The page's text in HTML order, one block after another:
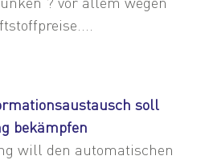
soll
bekämpfen
will den automatischen